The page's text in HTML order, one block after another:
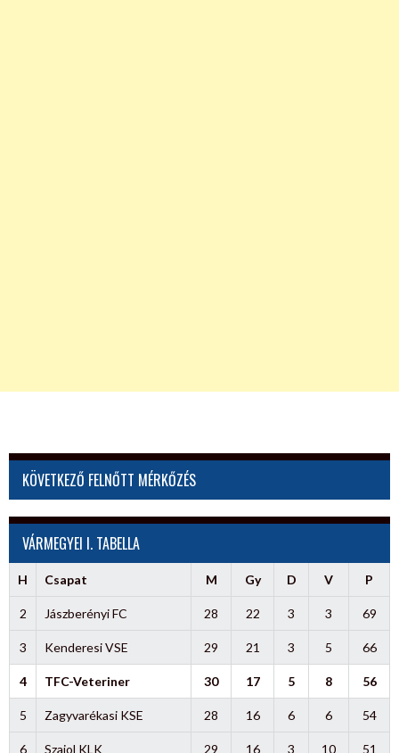
KÖVETKEZŐ FELNŐTT MÉRKŐZÉS
VÁRMEGYEI I. TABELLA
H Csapat M Gy D V P
2 Jászberényi FC 28 22 3 3 69
3 Kenderesi VSE 29 21 3 5 66
4 TFC-Veteriner 30 17 5 8 56
5 Zagyvarékasi KSE 28 16 6 6 54
6 Szajol KLK 29 16 3 10 51